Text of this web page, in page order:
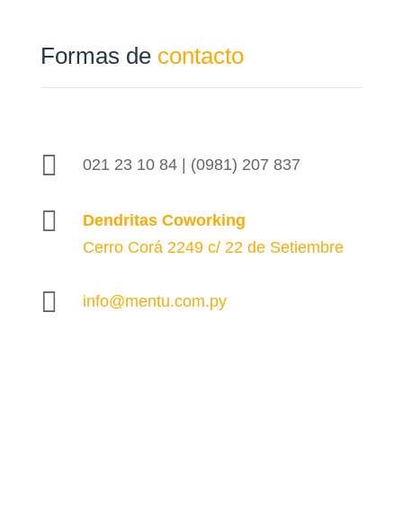
Formas de contacto
 021 23 10 84 | (0981) 207 837

Dendritas Coworking
Cerro Corá 2249 c/ 22 de Setiembre
 info@mentu.com.py